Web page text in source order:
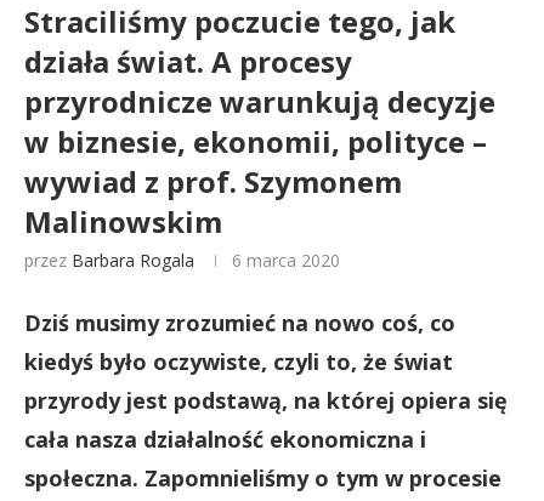
Straciliśmy poczucie tego, jak
działa świat. A procesy
przyrodnicze warunkują decyzje
w biznesie, ekonomii, polityce –
wywiad z prof. Szymonem
Malinowskim
przez Barbara Rogala 6 marca 2020
Dziś musimy zrozumieć na nowo coś, co
kiedyś było oczywiste, czyli to, że świat
przyrody jest podstawą, na której opiera się
cała nasza działalność ekonomiczna i
społeczna. Zapomnieliśmy o tym w procesie